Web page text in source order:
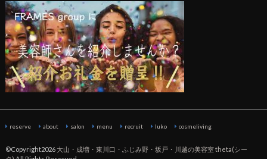
reserve about salon menu recruit luko cosmeliving
©Copyright2026大山・成増・東川口・ふじみ野・坂戸・川越の美容室 theta(シー